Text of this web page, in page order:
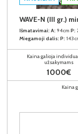
WAVE-N (III gr.)
Išmatavimai: A: 94cm P:
Miegamoji dalis: P:
Kaina galioja
užsakymams
1000€
Kaina